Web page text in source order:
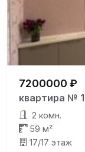
7200000 ₽
квартира №
2 комн.
59 м²
17/17 этаж